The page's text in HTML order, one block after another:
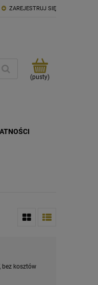
ZAREJESTRUJ SIĘ
(pusty)
bez kosztów